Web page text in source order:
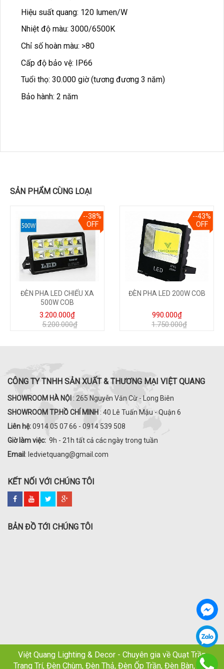
Hiệu suất quang: 120 lumen/W
Nhiệt độ màu: 3000/6500K
Chỉ số hoàn màu: >80
Cấp độ bảo vệ: IP66
Tuổi thọ: 30.000 giờ (tương đương 3 năm)
Bảo hành: 2 năm
SẢN PHẨM CÙNG LOẠI
--38%
OFF
ĐÈN PHA LED CHIẾU XA
500W COB
3.200.000₫
5.200.000₫
--43%
OFF
ĐÈN PHA LED 200W COB
990.000₫
1.750.000₫
CÔNG TY TNHH SẢN XUẤT & THƯƠNG MẠI VIỆT QUANG
SHOWROOM HÀ NỘI : 265 Nguyễn Văn Cừ - Long Biên
SHOWROOM TP.HỒ CHÍ MINH : 40 Lê Tuấn Mậu - Quận 6
Liên hệ:0914 05 07 66 - 0914 539 508
Giờ làm việc: 9h - 21h tất cả các ngày trong tuần
Email : ledvietquang@gmail.com
KẾT NỐI VỚI CHÚNG TÔI
BẢN ĐỒ TỚI CHÚNG TÔI
Việt Quang Lighting & Decor - Chuyên gia về Quạt Trần
Trang Trí, Đèn Chùm, Đèn Thả, Đèn Ốp Trần, Đèn Bàn, Đèn